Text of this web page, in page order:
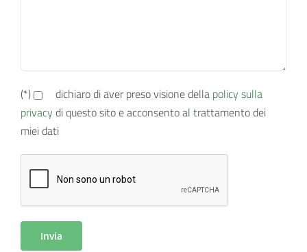
(*) dichiaro di aver preso visione della policy sulla
privacy di questo sito e acconsento al trattamento dei
miei dati